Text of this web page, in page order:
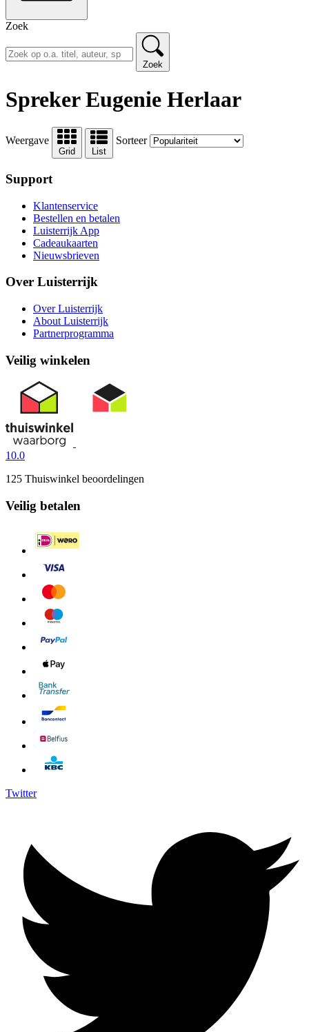
Zoek
Zoek
Spreker Eugenie Herlaar
Weergave
Grid List
Sorteer
Support
Klantenservice
Bestellen en betalen
Luisterrijk App
Cadeaukaarten
Nieuwsbrieven
Over Luisterrijk
Over Luisterrijk
About Luisterrijk
Partnerprogramma
Veilig winkelen
10.0
125 Thuiswinkel beoordelingen
Veilig betalen
Twitter